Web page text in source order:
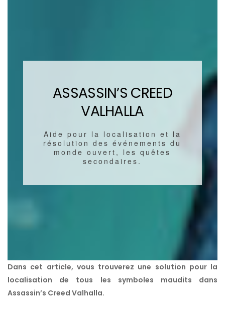
ASSASSIN’S CREED
VALHALLA
Aide pour la localisation et la
résolution des événements du
monde ouvert, les quêtes
secondaires.
Dans cet article, vous trouverez une solution pour la
localisation de tous les symboles maudits dans
Assassin’s Creed Valhalla.